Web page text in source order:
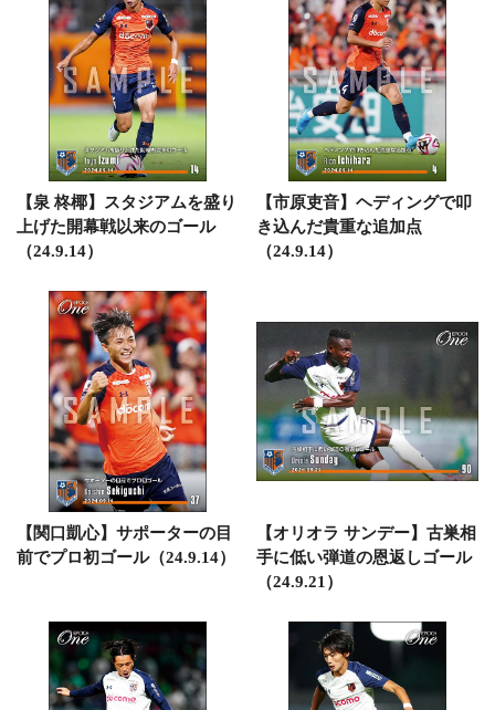
【泉 柊椰】スタジアムを盛り
上げた開幕戦以来のゴール
（24.9.14）
【市原吏音】ヘディングで叩
き込んだ貴重な追加点
（24.9.14）
【関口凱心】サポーターの目
前でプロ初ゴール（24.9.14）
【オリオラ サンデー】古巣相
手に低い弾道の恩返しゴール
（24.9.21）